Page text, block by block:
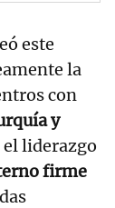
este
la
con
y
liderazgo
firme